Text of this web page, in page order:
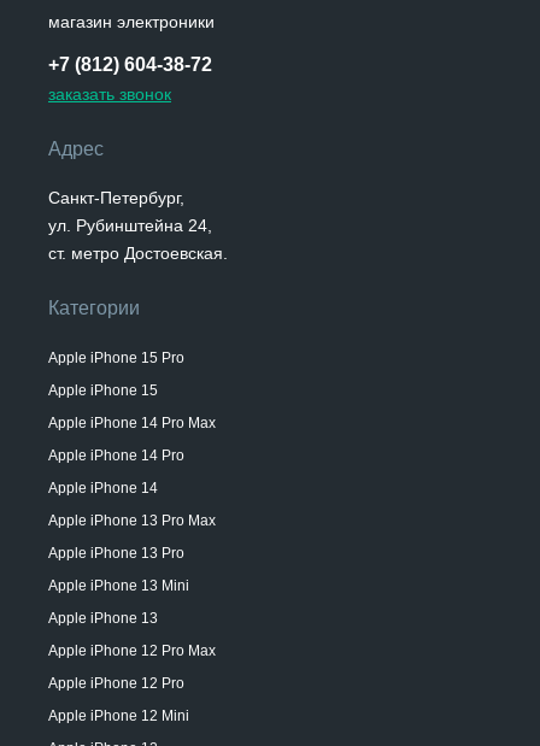
магазин электроники
+7 (812) 604-38-72
заказать звонок
Адрес
Санкт-Петербург,
ул. Рубинштейна 24,
ст. метро Достоевская.
Категории
Apple iPhone 15 Pro
Apple iPhone 15
Apple iPhone 14 Pro Max
Apple iPhone 14 Pro
Apple iPhone 14
Apple iPhone 13 Pro Max
Apple iPhone 13 Pro
Apple iPhone 13 Mini
Apple iPhone 13
Apple iPhone 12 Pro Max
Apple iPhone 12 Pro
Apple iPhone 12 Mini